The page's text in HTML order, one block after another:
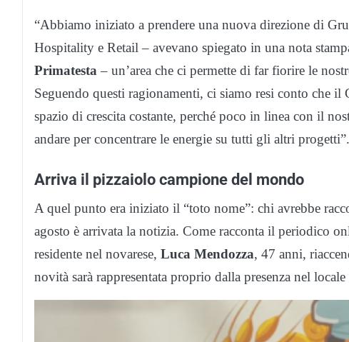
“Abbiamo iniziato a prendere una nuova direzione di
Hospitality e Retail – avevano spiegato in una nota
Primatesta – un’area che ci permette di far fiorire le
Seguendo questi ragionamenti, ci siamo resi conto che
spazio di crescita costante, perché poco in linea con il
andare per concentrare le energie su tutti gli altri progetti”.
Arriva il pizzaiolo campione del mondo
A quel punto era iniziato il “toto nome”: chi avrebbe
agosto è arrivata la notizia. Come racconta il periodico
residente nel novarese, Luca Mendozza, 47 anni,
novità sarà rappresentata proprio dalla presenza nel